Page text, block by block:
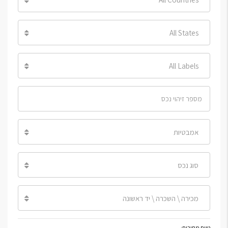
All States
All Labels
אמבטיות
סוג נכס
מכירה \ השכרה \ יד ראשונה